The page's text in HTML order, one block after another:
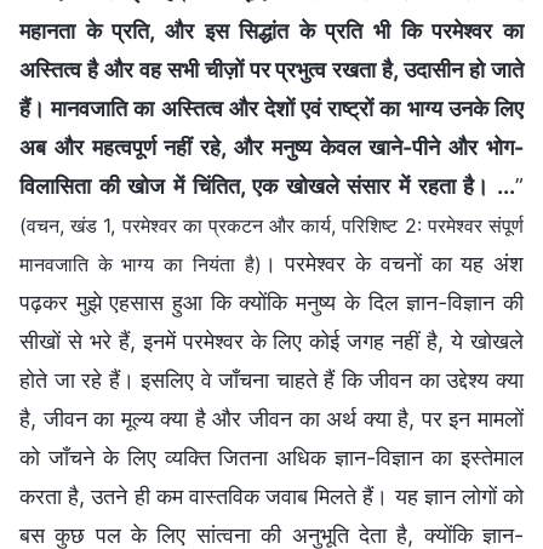
महानता के प्रति, और इस सिद्धांत के प्रति भी कि परमेश्वर का
अस्तित्व है और वह सभी चीज़ों पर प्रभुत्व रखता है, उदासीन हो जाते
हैं। मानवजाति का अस्तित्व और देशों एवं राष्ट्रों का भाग्य उनके लिए
अब और महत्वपूर्ण नहीं रहे, और मनुष्य केवल खाने-पीने और भोग-
विलासिता की खोज में चिंतित, एक खोखले संसार में रहता है। ...”
(वचन, खंड 1, परमेश्वर का प्रकटन और कार्य, परिशिष्ट 2: परमेश्वर संपूर्ण
मानवजाति के भाग्य का नियंता है) । परमेश्वर के वचनों का यह अंश
पढ़कर मुझे एहसास हुआ कि क्योंकि मनुष्य के दिल ज्ञान-विज्ञान की
सीखों से भरे हैं, इनमें परमेश्वर के लिए कोई जगह नहीं है, ये खोखले
होते जा रहे हैं। इसलिए वे जाँचना चाहते हैं कि जीवन का उद्देश्य क्या
है, जीवन का मूल्य क्या है और जीवन का अर्थ क्या है, पर इन मामलों
को जाँचने के लिए व्यक्ति जितना अधिक ज्ञान-विज्ञान का इस्तेमाल
करता है, उतने ही कम वास्तविक जवाब मिलते हैं। यह ज्ञान लोगों को
बस कुछ पल के लिए सांत्वना की अनुभूति देता है, क्योंकि ज्ञान-